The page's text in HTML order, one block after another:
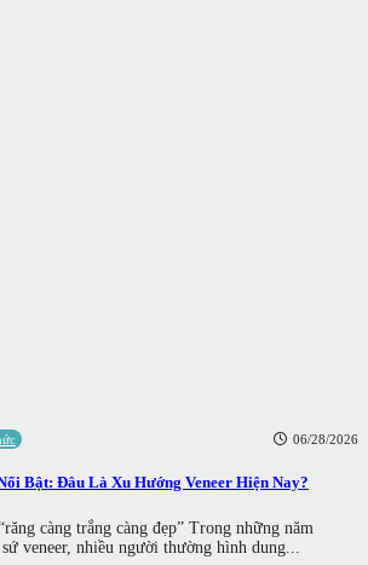
06/28/2026
Bật: Đâu Là Xu Hướng Veneer Hiện Nay?
càng trắng càng đẹp” Trong những năm
veneer, nhiều người thường hình dung...